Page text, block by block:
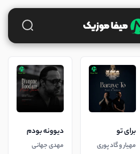
برای تو
مهیار و گاد پوری
دیوونه بودم
مهدی جهانی